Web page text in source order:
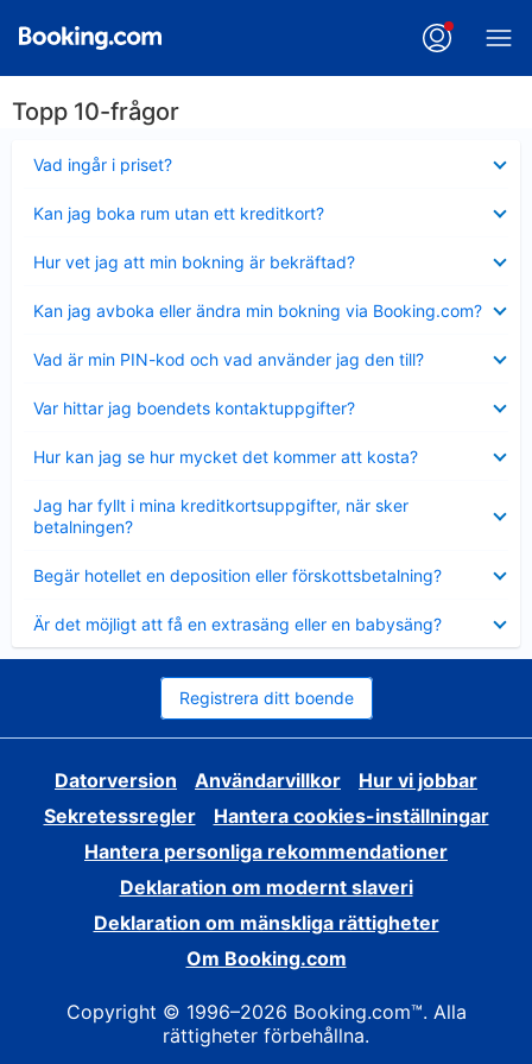
Topp 10-frågor
Vad ingår i priset?
mindre
Kan jag boka rum utan ett kreditkort?
mindre
Hur vet jag att min bokning är bekräftad?
mindre
Kan jag avboka eller ändra min bokning via Booking.com?
mindre
Vad är min PIN-kod och vad använder jag den till?
mindre
Var hittar jag boendets kontaktuppgifter?
mindre
Hur kan jag se hur mycket det kommer att kosta?
mindre
Jag har fyllt i mina kreditkortsuppgifter, när sker
betalningen?
mindre
Begär hotellet en deposition eller förskottsbetalning?
mindre
Är det möjligt att få en extrasäng eller en babysäng?
mindre
Registrera ditt boende
Datorversion Användarvillkor
Hur vi jobbar
Sekretessregler
Hantera cookies-inställningar
Hantera personliga rekommendationer
Deklaration om modernt slaveri
Deklaration om mänskliga rättigheter
Om Booking.com
Copyright © 1996–2026 Booking.com™. Alla
rättigheter förbehållna.